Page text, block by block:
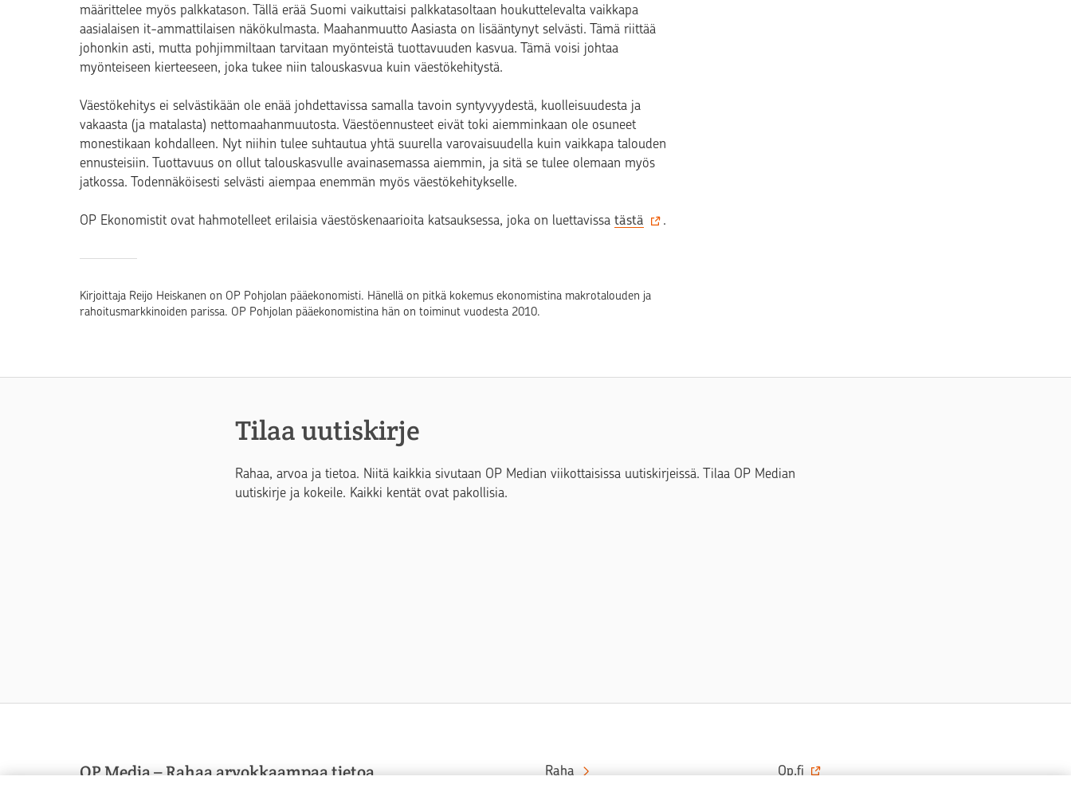
määrittelee myös palkkatason. Tällä erää Suomi vaikuttaisi palkkatasoltaan houkuttelevalta vaikkapa
aasialaisen it-ammattilaisen näkökulmasta. Maahanmuutto Aasiasta on lisääntynyt selvästi. Tämä riittää
johonkin asti, mutta pohjimmiltaan tarvitaan myönteistä tuottavuuden kasvua. Tämä voisi johtaa
myönteiseen kierteeseen, joka tukee niin talouskasvua kuin väestökehitystä.
Väestökehitys ei selvästikään ole enää johdettavissa samalla tavoin syntyvyydestä, kuolleisuudesta ja
vakaasta (ja matalasta) nettomaahanmuutosta. Väestöennusteet eivät toki aiemminkaan ole osuneet
monestikaan kohdalleen. Nyt niihin tulee suhtautua yhtä suurella varovaisuudella kuin vaikkapa talouden
ennusteisiin. Tuottavuus on ollut talouskasvulle avainasemassa aiemmin, ja sitä se tulee olemaan myös
jatkossa. Todennäköisesti selvästi aiempaa enemmän myös väestökehitykselle.
OP Ekonomistit ovat hahmotelleet erilaisia väestöskenaarioita katsauksessa, joka on luettavissa tästä .
Kirjoittaja Reijo Heiskanen on OP Pohjolan pääekonomisti. Hänellä on pitkä kokemus ekonomistina makrotalouden ja
rahoitusmarkkinoiden parissa. OP Pohjolan pääekonomistina hän on toiminut vuodesta 2010.
Tilaa uutiskirje
Rahaa, arvoa ja tietoa. Niitä kaikkia sivutaan OP Median viikottaisissa uutiskirjeissä. Tilaa OP Median
uutiskirje ja kokeile. Kaikki kentät ovat pakollisia.
OP Media – Rahaa arvokkaampaa tietoa
Raha
Op.fi